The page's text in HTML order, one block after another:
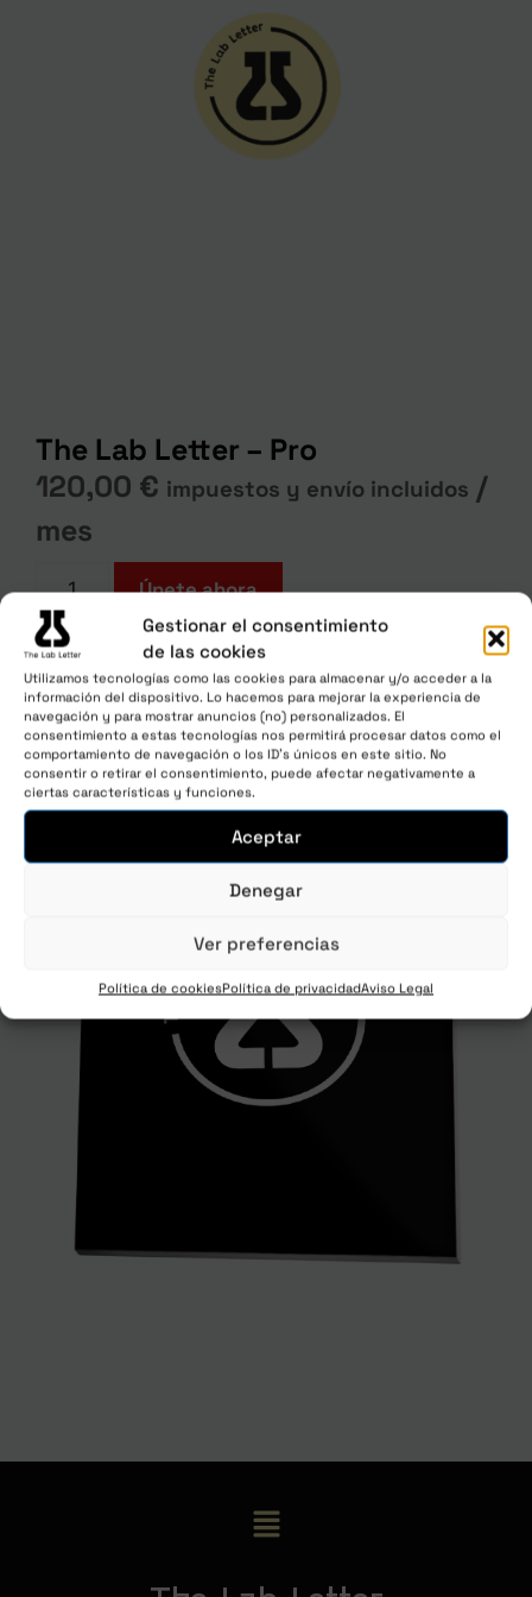
Gestionar el consentimiento
de las cookies
Utilizamos tecnologías como las cookies para almacenar y/o acceder a la
información del dispositivo. Lo hacemos para mejorar la experiencia de
navegación y para mostrar anuncios (no) personalizados. El
consentimiento a estas tecnologías nos permitirá procesar datos como el
comportamiento de navegación o los ID's únicos en este sitio. No
consentir o retirar el consentimiento, puede afectar negativamente a
ciertas características y funciones.
Aceptar
Denegar
Ver preferencias
Política de cookiesPolítica de privacidadAviso Legal
The Lab Letter – Pro
120,00 € impuestos y envío incluidos /
mes
Únete ahora